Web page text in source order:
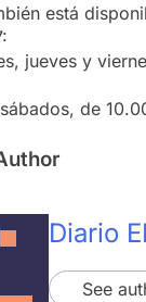
está
jueves y
de
Diario
See